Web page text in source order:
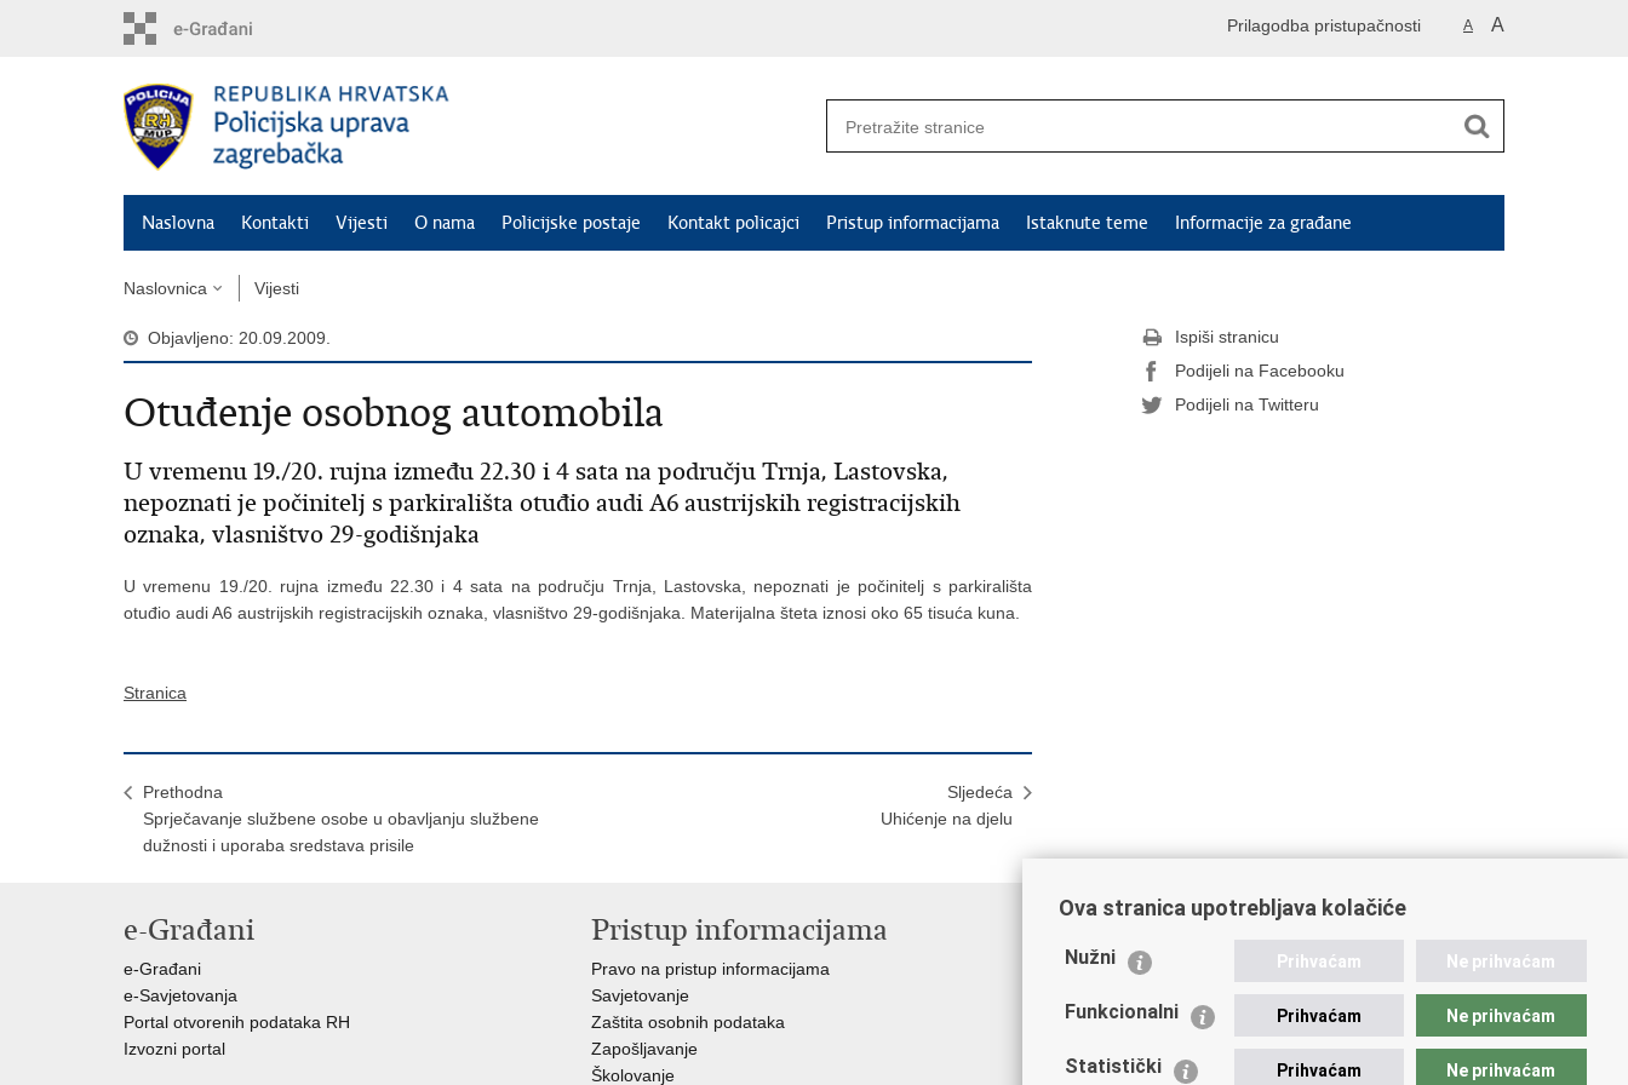
A A
Prilagodba pristupačnosti
Naslovna Kontakti Vijesti O nama Policijske postaje Kontakt policajci Pristup informacijama Istaknute teme Informacije za građane
Naslovnica Vijesti
Objavljeno: 20.09.2009.
Otuđenje osobnog automobila
U vremenu 19./20. rujna između 22.30 i 4 sata na području Trnja, Lastovska,
nepoznati je počinitelj s parkirališta otuđio audi A6 austrijskih registracijskih
oznaka, vlasništvo 29-godišnjaka
U vremenu 19./20. rujna između 22.30 i 4 sata na području Trnja, Lastovska, nepoznati je počinitelj s parkirališta
otuđio audi A6 austrijskih registracijskih oznaka, vlasništvo 29-godišnjaka. Materijalna šteta iznosi oko 65 tisuća kuna.
Stranica
Prethodna
Sprječavanje službene osobe u obavljanju službene
dužnosti i uporaba sredstava prisile
Sljedeća
Uhićenje na djelu
Ispiši stranicu
Podijeli na Facebooku
Podijeli na Twitteru
e-Građani
e-Građani
e-Savjetovanja
Portal otvorenih podataka RH
Izvozni portal
Pristup informacijama
Pravo na pristup informacijama
Savjetovanje
Zaštita osobnih podataka
Zapošljavanje
Školovanje
Važne poveznice
Ministarstvo unutarnjih poslova
Udruge
Policijska akademija
Ova stranica upotrebljava kolačiće
Nužni Prihvaćam Ne prihvaćam
Funkcionalni Prihvaćam Ne prihvaćam
Statistički Prihvaćam Ne prihvaćam